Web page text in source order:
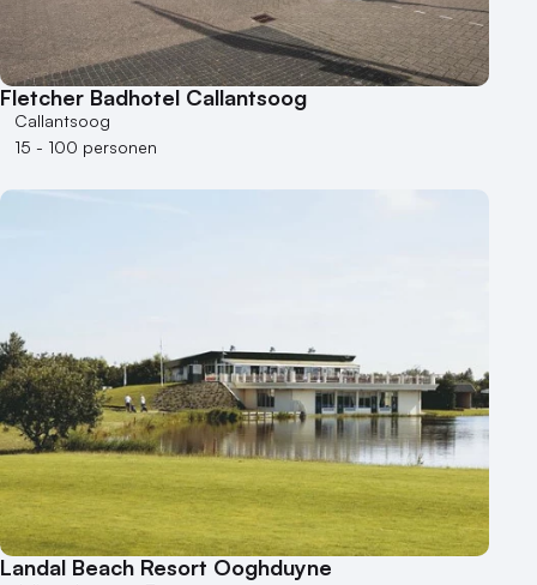
Buitenlocatie
Duurzame locatie
Groene locatie
Heisessie
Hotel
Hybride events
Museum
Theater
Varende locatie
Fletcher Badhotel Callantsoog
Callantsoog
15 - 100 personen
Landal Beach Resort Ooghduyne